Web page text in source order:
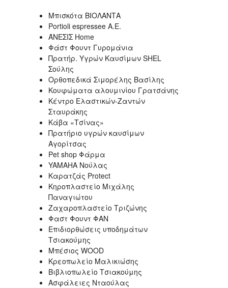
Μπισκότα ΒΙΟΛΑΝΤΑ
Portioli espressee A.E.
ΆΝΕΣΙΣ Home
Φάστ Φουντ Γυρομάνια
Πρατήρ. Υγρών Καυσίμων SHEL
Σούλης
Ορθοπεδικά Σιμορέλης Βασίλης
Κουφώματα αλουμινίου Γρατσάνης
Κέντρο Ελαστικών-Ζαντών
Σταυράκης
Κάβα «Τσίνας»
Πρατήριο υγρών καυσίμων
Αγορίτσας
Pet shop Φάρμα
YAMAHA Νούλας
Καρατζάς Protect
Κηροπλαστείο Μιχάλης
Παναγιώτου
Ζαχαροπλαστείο Τριζώνης
Φαστ Φουντ ΦΑΝ
Επιδιορθώσεις υποδημάτων
Τσιακούμης
Μπέσιος WOOD
Κρεοπωλείο Μαλικιώσης
Βιβλιοπωλείο Τσιακούμης
Ασφάλειες Νταούλας